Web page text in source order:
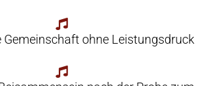
Gemeinschaft ohne Leistungsdruck